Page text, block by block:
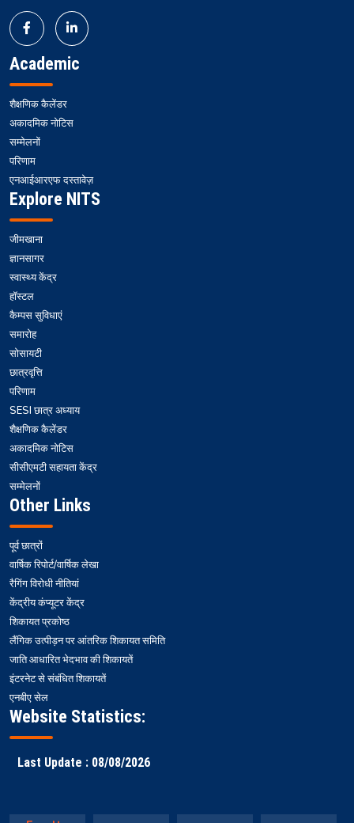
Academic
शैक्षणिक कैलेंडर
अकादमिक नोटिस
सम्मेलनों
परिणाम
एनआईआरएफ दस्तावेज़
Explore NITS
जीमखाना
ज्ञानसागर
स्वास्थ्य केंद्र
हॉस्टल
कैम्पस सुविधाएं
समारोह
सोसायटी
छात्रवृत्ति
परिणाम
SESI छात्र अध्याय
शैक्षणिक कैलेंडर
अकादमिक नोटिस
सीसीएमटी सहायता केंद्र
सम्मेलनों
Other Links
पूर्व छात्रों
वार्षिक रिपोर्ट/वार्षिक लेखा
रैगिंग विरोधी नीतियां
केंद्रीय कंप्यूटर केंद्र
शिकायत प्रकोष्ठ
लैंगिक उत्पीड़न पर आंतरिक शिकायत समिति
जाति आधारित भेदभाव की शिकायतें
इंटरनेट से संबंधित शिकायतें
एनबीए सेल
Website Statistics:
Last Update : 08/08/2026